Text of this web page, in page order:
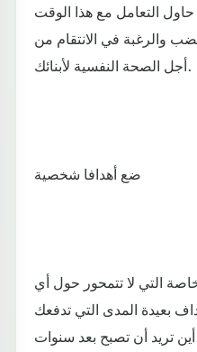
حاول التعامل مع هذا الوقت
والرغبة في الانتقام من
أجل الصحة النفسية لأبنائك.
ضع أهدافا شخصية
التي لا تتمحور حول أي
بعيدة المدى التي تدفعك
تريد أن تصبح بعد سنوات